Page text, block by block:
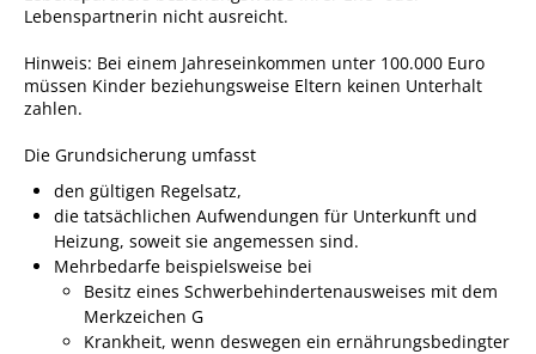
Sportstätten
Freiwillige Feuerwehr
Bauhof
Häckselplatz
Friedhof
Kläranlage
Lebenspartnerin nicht ausreicht.
Hinweis: Bei einem Jahreseinkommen unter 100.000 Euro
müssen Kinder beziehungsweise Eltern keinen Unterhalt
zahlen.
Die Grundsicherung umfasst
den gültigen Regelsatz,
die tatsächlichen Aufwendungen für Unterkunft und
Heizung, soweit sie angemessen sind.
Mehrbedarfe beispielsweise bei
Besitz eines Schwerbehindertenausweises mit dem
Merkzeichen G
Krankheit, wenn deswegen ein ernährungsbedingter